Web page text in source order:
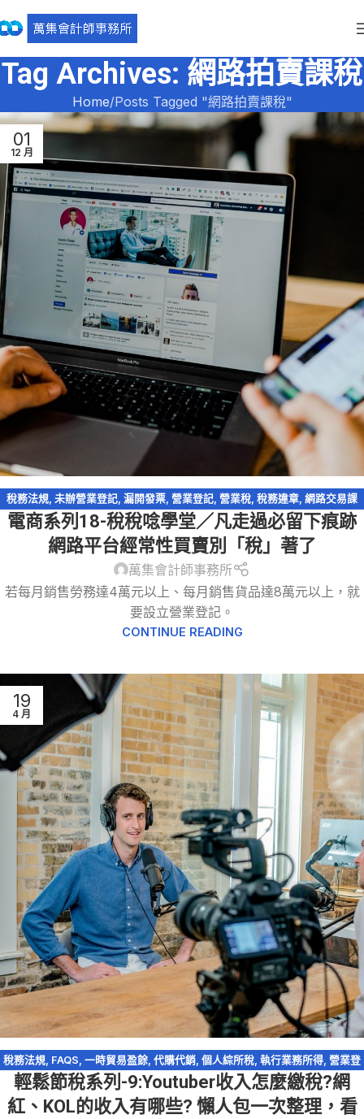
Tag Archives: 網路拍賣課稅
Home Posts Tagged "網路拍賣課稅"
01
12 月
稅務法規, 未辦營業登記, 漏開發票, 營業登記, 營業稅, 稅務違章, 網路交易課
稅
網路拍賣,網路購物,逃漏稅,電商系列,電子商務
電商系列18-稅稅唸學堂／凡走過必留下痕跡
網路平台經常性買賣別「稅」著了
萬集會計師事務所
若每月銷售勞務達4萬元以上、每月銷售貨品達8萬元以上，就
要設立營業登記。
CONTINUE READING
19
4 月
稅務法規 FAQS 一時貿易盈餘 代購代銷 個人綜所稅 執行業務所得 營業登
,營業稅,網紅報稅,網路交易課稅 ,網路拍賣, 網路購物,薪資所得,輕鬆節稅
輕鬆節稅-綜所稅,逃漏稅
輕鬆節稅系列-9:Youtuber收入怎麼繳稅?網
紅、KOL的收入有哪些? 懶人包一次整理，看